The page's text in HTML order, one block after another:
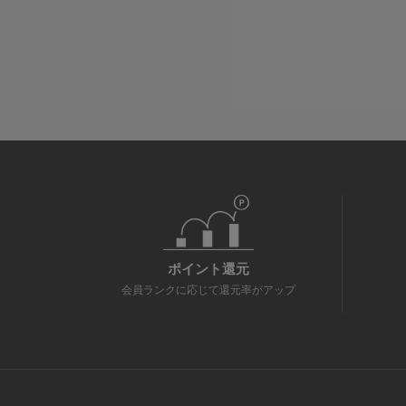
ポイント還元
会員ランクに応じて還元率がアップ